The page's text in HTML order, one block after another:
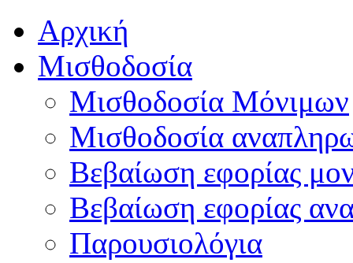
Αρχική
Μισθοδοσία
Μισθοδοσία Μόνιμων
Μισθοδοσία
Βεβαίωση εφορίας
Βεβαίωση εφορίας
Παρουσιολόγια